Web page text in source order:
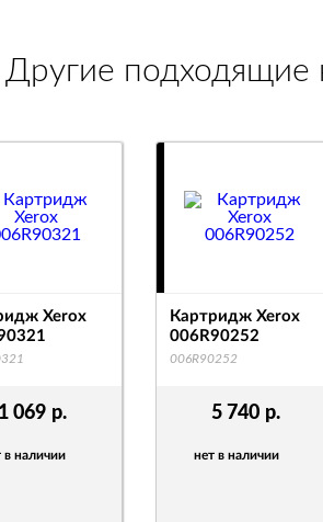
Другие подходящие
1 069 р.
в наличии
Xerox
5 740 р.
нет в наличии
Картридж Xerox
006R90252
006R90252